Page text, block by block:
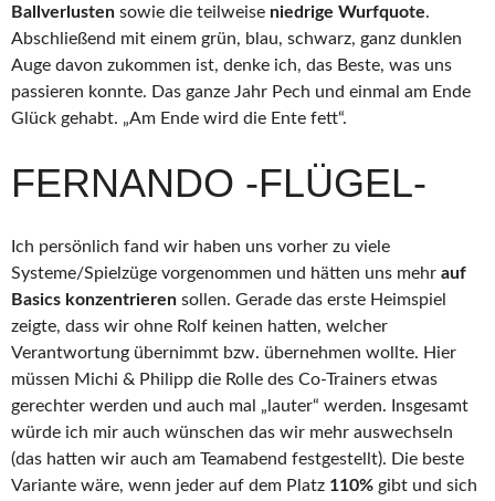
Ballverlusten sowie die teilweise niedrige Wurfquote.
Abschließend mit einem grün, blau, schwarz, ganz dunklen
Auge davon zukommen ist, denke ich, das Beste, was uns
passieren konnte. Das ganze Jahr Pech und einmal am Ende
Glück gehabt. „Am Ende wird die Ente fett“.
FERNANDO -FLÜGEL-
Ich persönlich fand wir haben uns vorher zu viele
Systeme/Spielzüge vorgenommen und hätten uns mehr auf
Basics konzentrieren sollen. Gerade das erste Heimspiel
zeigte, dass wir ohne Rolf keinen hatten, welcher
Verantwortung übernimmt bzw. übernehmen wollte. Hier
müssen Michi & Philipp die Rolle des Co-Trainers etwas
gerechter werden und auch mal „lauter“ werden. Insgesamt
würde ich mir auch wünschen das wir mehr auswechseln
(das hatten wir auch am Teamabend festgestellt). Die beste
Variante wäre, wenn jeder auf dem Platz 110% gibt und sich